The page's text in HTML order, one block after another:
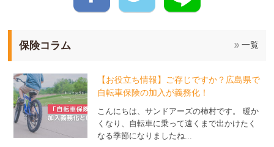
保険コラム 一覧
【お役立ち情報】ご存じですか？広島県で
自転車保険の加入が義務化！
こんにちは、サンドアーズの柿村です。 暖か
くなり、自転車に乗って遠くまで出かけたく
なる季節になりましたね...